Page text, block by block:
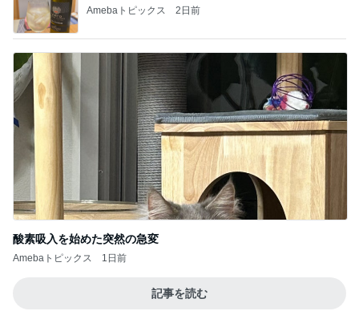
Amebaトピックス 2日前
酸素吸入を始めた突然の急変
Amebaトピックス 1日前
記事を読む